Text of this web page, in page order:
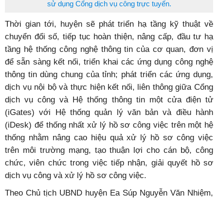
sử dụng Cổng dịch vụ công trực tuyến.
Thời gian tới, huyện sẽ phát triển hạ tầng kỹ thuật về
chuyển đổi số, tiếp tục hoàn thiện, nâng cấp, đầu tư hạ
tầng hệ thống công nghệ thông tin của cơ quan, đơn vị
để sẵn sàng kết nối, triển khai các ứng dụng công nghệ
thông tin dùng chung của tỉnh; phát triển các ứng dụng,
dịch vụ nội bộ và thực hiện kết nối, liên thông giữa Cổng
dịch vụ công và Hệ thống thông tin một cửa điện tử
(iGates) với Hệ thống quản lý văn bản và điều hành
(iDesk) để thống nhất xử lý hồ sơ công việc trên một hệ
thống nhằm nâng cao hiệu quả xử lý hồ sơ công việc
trên môi trường mạng, tạo thuận lợi cho cán bộ, công
chức, viên chức trong việc tiếp nhận, giải quyết hồ sơ
dịch vụ công và xử lý hồ sơ công việc.
Theo Chủ tịch UBND huyện Ea Súp Nguyễn Văn Nhiệm,